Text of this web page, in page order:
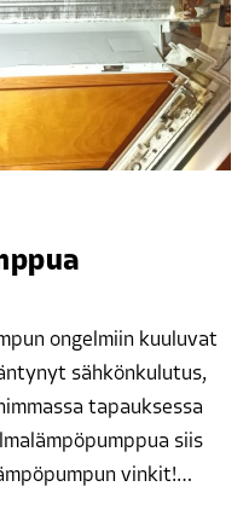
ongelmiin kuuluvat
sähkönkulutus,
tapauksessa
siis
vinkit!…